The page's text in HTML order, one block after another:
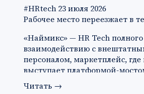
#HRtech 23 июля 2026
Рабочее место переезжает в
«Наймикс» — HR Tech
взаимодействию с
персоналом, маркетплейс,
выступает платформой-
Читать →